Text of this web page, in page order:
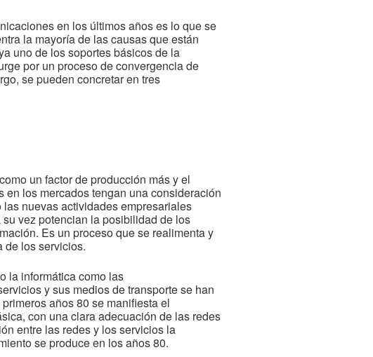
en los últimos años es lo que se
la mayoría de las causas que están
uno de los soportes básicos de la
por un proceso de convergencia de
se pueden concretar en tres
un factor de producción más y el
los mercados tengan una consideración
nuevas actividades empresariales
vez potencian la posibilidad de los
Es un proceso que se realimenta y
de los servicios.
la informática como las
y sus medios de transporte se han
años 80 se manifiesta el
con una clara adecuación de las redes
entre las redes y los servicios la
se produce en los años 80.